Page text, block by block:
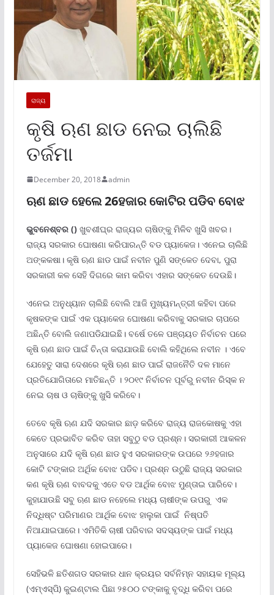
ରାଜ୍ୟ
କୃଷି ଋଣ ଛାଡ ନେଇ ଚାଲିଛି
ତର୍ଜମା
December 20, 2018 admin
ଋଣ ଛାଡ ହେଲେ 26ହଜାର କୋଟିର ପଡିବ ବୋଝ
ଭୁବନେଶ୍ବର ()ଖୁବଶୀଘ୍ର ରାଜ୍ୟର ଚାଷିଙ୍କୁ ମିଳିବ ଖୁସି ଖବର।
ରାଜ୍ୟ ସରକାର ଘୋଷଣା କରିପାରନ୍ତି ବଡ ପ୍ୟାକେଜ। ଏନେଇ ଚାଲିଛି
ଅଙ୍କକଷା। କୃଷି ଋଣ ଛାଡ ପାଇଁ ନବୀନ ପୁଣି ସଙ୍କେତ ଦେବା, ପୁରା
ସରକାରୀ କଳ ସେହି ଦିଗରେ କାମ କରିବା ଏହାର ସଙ୍କେତ ଦେଉଛି।
ଏନେଇ ଅନୁଧ୍ୟାନ ଚାଲିଛି ବୋଲି ଆଜି ମୁଖ୍ୟମନ୍ତ୍ରୀ କହିବା ପରେ
କୃଷକଙ୍କ ପାଇଁ ଏକ ପ୍ୟାକେଜ ଘୋଷଣା କରିବାକୁ ସରକାର ଚାପରେ
ଅଛିନ୍ତି ବୋଲି ଜଣାପଡିଯାଇଛି। ବର୍ଷେ ତଳେ ପଞ୍ଚାୟତ ନିର୍ବାଚନ ପରେ
କୃଷି ଋଣ ଛାଡ ପାଇଁ ଚିନ୍ତା କରାଯାଉଛି ବୋଲି କହିଥିଲେ ନବୀନ । ଏବେ
ଯେହେତୁ ସାରା ଦେଶରେ କୃଷି ଋଣ ଛାଡ ପାଇଁ ରାଜନୈତି ଦଳ ମାନେ
ପ୍ରତିଯୋଗିତାରେ ମାତିଛନ୍ତି । ୨୦୧୯ ନିର୍ବାଚନ ପୂର୍ବରୁ ନବୀନ ରିସ୍କ ନ
ନେଇ ଚାଷ ଓ ଚାଷିଙ୍କୁ ଖୁସି କରିବେ।
ତେବେ କୃଷି ଋଣ ଯଦି ସରକାର ଛାଡ଼ କରିବେ ରାଜ୍ୟ ରାଜକୋଷକୁ ଏହା
କେତେ ପ୍ରଭାବିତ କରିବ ତାହା ସବୁଠୁ ବଡ ପ୍ରଶ୍ନ। ସରକାରୀ ଆକଳନ
ଅନୁସାରେ ଯଦି କୃଷି ଋଣ ଛାଡ ହୁଏ ସରକାରଙ୍କ ଉପରେ ୨୬ହଜାର
କୋଟି ଟଙ୍କାର ଅର୍ଥିକ ବୋଝ ପଡିବ। ପ୍ରଶ୍ନ ଉଠୁଛି ରାଜ୍ୟ ସରକାର
କଣ କୃଷି ଋଣ ବାବଦକୁ ଏତେ ବଡ ଆର୍ଥିକ ବୋଝ ମୁଣ୍ତାଇ ପାରିବେ।
କୁହାଯାଉଛି ସବୁ ଋଣ ଛାଡ ନହେଲେ ମଧ୍ୟ ଚାଷୀଙ୍କ ଉପରୁ ଏକ
ନିଦ୍ଧିଷ୍ଟ ପରିମାଣର ଆର୍ଥିକ ବୋଝ ହାଲୁକା ପାଇଁ ନିଷ୍ପତି
ନିଆଯାଇପାରେ। ଏମିତିକି ଚାଷୀ ପରିବାର ସଦସ୍ୟଙ୍କ ପାଇଁ ମଧ୍ୟ
ପ୍ୟାକେଜ ଘୋଷଣା ହୋଇପାରେ।
ସେହିଭଳି ଛତିଶଗଡ ସରକାର ଧାନ କ୍ରୟର ସର୍ବନିମ୍ନ ସହାୟକ ମୂଲ୍ୟ
(ଏମ୍‍ଏସ୍‍ପି) କୁଇଣ୍ଟାଲ ପିଛା ୨୫୦୦ ଟଙ୍କାକୁ ବୃଦ୍ଧି କରିବା ପରେ